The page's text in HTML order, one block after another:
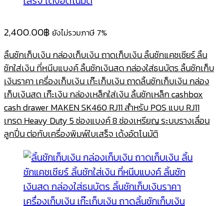
2,400.00฿ ยังไม่รวมภาษี 7%
ลิ้นชักเก็บเงิน กล่องเก็บเงิน ถาดเก็บเงิน ลิ้นชักแคชเชียร์ ลิ้น
ชักใส่เงิน ที่หนีบแบงค์ ลิ้นชักเงินสด กล่องใส่ธนบัตร ลิ้นชักเก็บ
เงินราคา เครื่องเก็บเงิน เก๊ะเก็บเงิน ถาดลิ้นชักเก็บเงิน กล่อง
เก็บเงินสด เก๊ะเงิน กล่องเหล็กใส่เงิน ลิ้นชักเหล็ก cashbox
cash drawer MAKEN SK460 RJ11 สำหรับ POS แบบ RJ11
เกรด Heavy Duty 5 ช่องแบงค์ 8 ช่องเหรียญ ระบบรางเลื่อน
ลูกปื่น ต่อกับเครื่องพิมพ์ใบเสร็จ เด้งอัตโนมัติ